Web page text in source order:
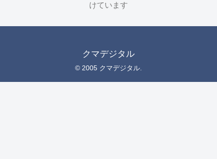
けています
クマデジタル
© 2005 クマデジタル.